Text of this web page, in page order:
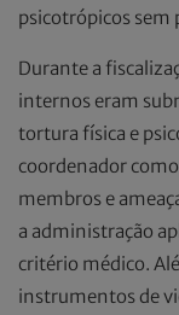
psicotrópicos sem
Durante a
internos eram
tortura física e
coordenador
membros e
a administração
critério médico.
instrumentos de